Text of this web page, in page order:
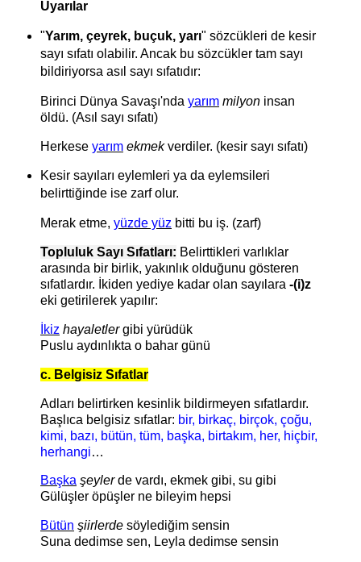
Uyarılar
"Yarım, çeyrek, buçuk, yarı" sözcükleri de kesir
sayı sıfatı olabilir. Ancak bu sözcükler tam sayı
bildiriyorsa asıl sayı sıfatıdır:
Birinci Dünya Savaşı'nda yarım milyon insan
öldü. (Asıl sayı sıfatı)
Herkese yarım ekmekverdiler. (kesir sayı sıfatı)
Kesir sayıları eylemleri ya da eylemsileri
belirttiğinde ise zarf olur.
Merak etme, yüzde yüz bitti bu iş. (zarf)
Topluluk Sayı Sıfatları: Belirttikleri varlıklar
arasında bir birlik, yakınlık olduğunu gösteren
sıfatlardır. İkiden yediye kadar olan sayılara -(i)z
eki getirilerek yapılır:
İkiz hayaletlergibi yürüdük
Puslu aydınlıkta o bahar günü
c. Belgisiz Sıfatlar
Adları belirtirken kesinlik bildirmeyen sıfatlardır.
Başlıca belgisiz sıfatlar: bir, birkaç, birçok, çoğu,
kimi, bazı, bütün, tüm, başka, birtakım, her, hiçbir,
herhangi…
Başka şeylerde vardı, ekmek gibi, su gibi
Gülüşler öpüşler ne bileyim hepsi
Bütün şiirlerde söylediğim sensin
Suna dedimse sen, Leyla dedimse sensin